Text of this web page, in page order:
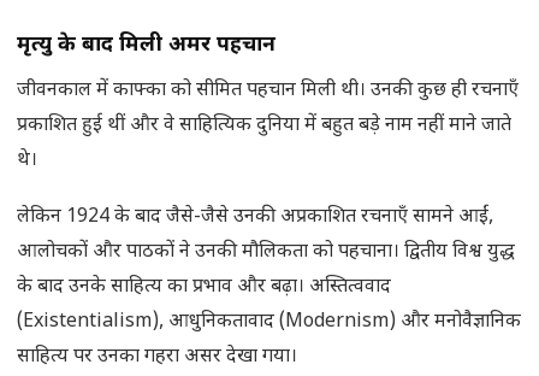
मृत्यु के बाद मिली अमर पहचान
जीवनकाल में काफ्का को सीमित पहचान मिली थी। उनकी कुछ ही रचनाएँ
प्रकाशित हुई थीं और वे साहित्यिक दुनिया में बहुत बड़े नाम नहीं माने जाते
थे।
लेकिन 1924 के बाद जैसे-जैसे उनकी अप्रकाशित रचनाएँ सामने आईं,
आलोचकों और पाठकों ने उनकी मौलिकता को पहचाना। द्वितीय विश्व युद्ध
के बाद उनके साहित्य का प्रभाव और बढ़ा। अस्तित्ववाद
(Existentialism), आधुनिकतावाद (Modernism) और मनोवैज्ञानिक
साहित्य पर उनका गहरा असर देखा गया।